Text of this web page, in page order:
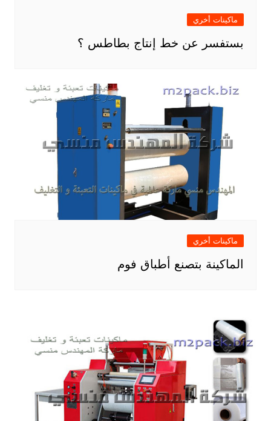
ماكينات أخري
بستفسر عن خط إنتاج بطاطس ؟
ماكينات أخري
الماكينة بتصنع أطباق فوم